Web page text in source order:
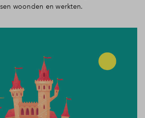
woonden en werkten.